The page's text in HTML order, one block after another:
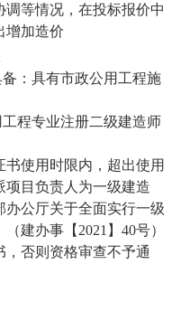
调等情况，在投标报价中
增加造价
：具有市政公用 工程施
程专业注册二级建造师
使用时限内，超出使用
项目负责人为一级建造
办公厅关于全面实行一级
（建办事【 2021】40号）
否则资格审查不予通